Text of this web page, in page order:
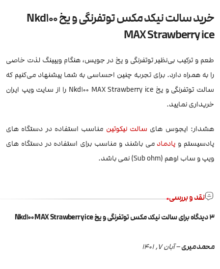
خرید سالت نیکد مکس توتفرنگی و یخ Nkd100
MAX Strawberry ice
طعم و ترکیب بی‌نظیر توتفرنگی و یخ در جویس، هنگام ویپینگ لذت خاصی
را به همراه دارد. برای تجربه چنین احساسی به شما پیشنهاد می‌کنیم که
سالت توتفرنگی و یخ Nkd100 MAX Strawberry ice را از سایت ویپ ایران
خریداری نمایید.
هشدار: ایجوس های سالت نیکوتین مناسب استفاده در دستگاه های
پادسیستم و پادماد می باشند و مناسب برای استفاده در دستگاه های
ویپ و ساب اوهم (Sub ohm) نمی باشد.
نقد و بررسی
3 دیدگاه برای سالت نیکد مکس توتفرنگی و یخ Nkd100 MAX Strawberry ice
محمد میری–آبان 7, 1401